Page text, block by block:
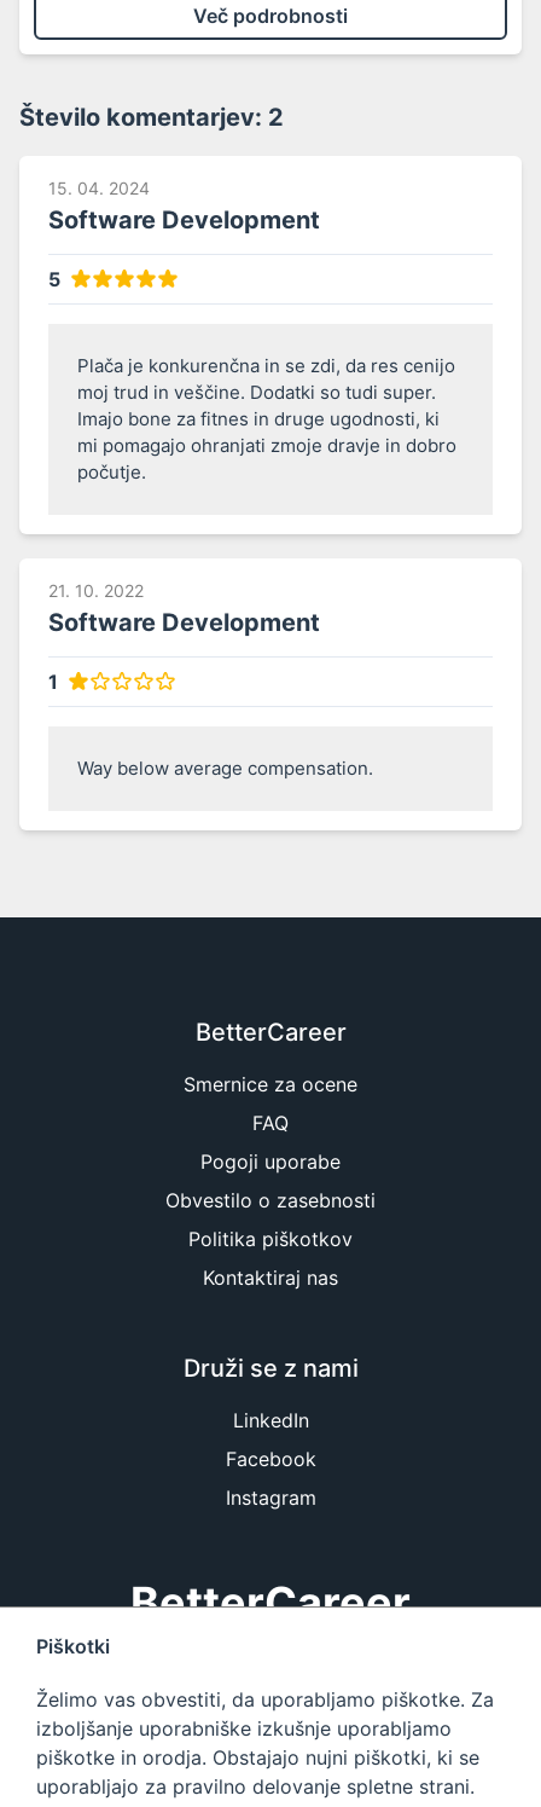
Več podrobnosti
Število komentarjev: 2
15. 04. 2024
Software Development
5
Plača je konkurenčna in se zdi, da res cenijo
moj trud in veščine. Dodatki so tudi super.
Imajo bone za fitnes in druge ugodnosti, ki
mi pomagajo ohranjati zmoje dravje in dobro
počutje.
21. 10. 2022
Software Development
1
Way below average compensation.
BetterCareer
Smernice za ocene
FAQ
Pogoji uporabe
Obvestilo o zasebnosti
Politika piškotkov
Kontaktiraj nas
Druži se z nami
LinkedIn
Facebook
Instagram
BetterCareer
IT zaposlitev in informacij o delu v IT podjetjih v
Sloveniji.
Piškotki
Želimo vas obvestiti, da uporabljamo piškotke. Za
izboljšanje uporabniške izkušnje uporabljamo
piškotke in orodja. Obstajajo nujni piškotki, ki se
uporabljajo za pravilno delovanje spletne strani.